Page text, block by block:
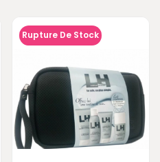
Rupture De Stock